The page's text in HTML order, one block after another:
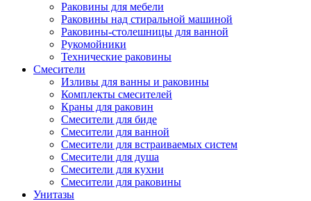
Раковины для мебели
Раковины над стиральной машиной
Раковины-столешницы для ванной
Рукомойники
Технические раковины
Смесители
Изливы для ванны и раковины
Комплекты смесителей
Краны для раковин
Смесители для биде
Смесители для ванной
Смесители для встраиваемых систем
Смесители для душа
Смесители для кухни
Смесители для раковины
Унитазы